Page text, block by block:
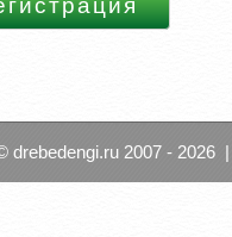
drebedengi.ru 2007 - 2026 |